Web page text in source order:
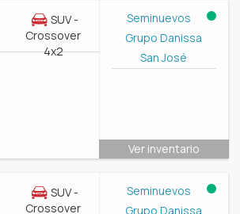
SUV -
Crossover
4x2
Seminuevos
Grupo Danissa
San José
Ver inventario
SUV -
Crossover
Seminuevos
Grupo Danissa